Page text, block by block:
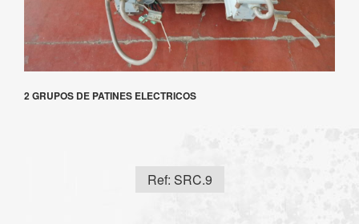
2 GRUPOS DE PATINES ELECTRICOS
Ref: SRC.9